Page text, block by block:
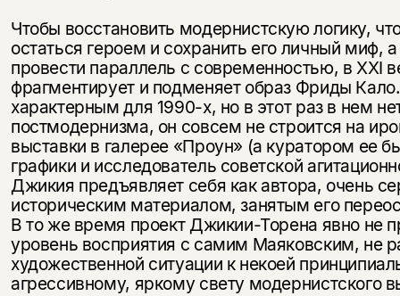
Чтобы восстановить модернистскую логику,
остаться героем и сохранить его личный миф,
провести параллель с современностью, в XXI
фрагментирует и подменяет образ Фриды
характерным для 1990-х, но в этот раз в нем
постмодернизма, он совсем не строится на
выставки в галерее «Проун» (а куратором ее
графики и исследователь советской
Джикия предъявляет себя как автора, очень
историческим материалом, занятым его
В то же время проект Джикии-Торена явно не
уровень восприятия с самим Маяковским, не
художественной ситуации к некоей
агрессивному, яркому свету модернистского